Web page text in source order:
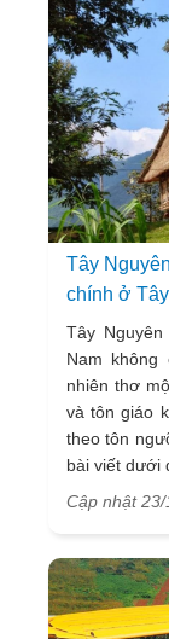
Tây
chính ở
Tây
Nam
nhiên thơ
và tôn giáo
theo tôn
bài viết
Nguyên
Tây Nguyên
bao gồm 12
Cập nhật